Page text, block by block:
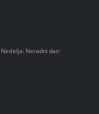
Neradni dan